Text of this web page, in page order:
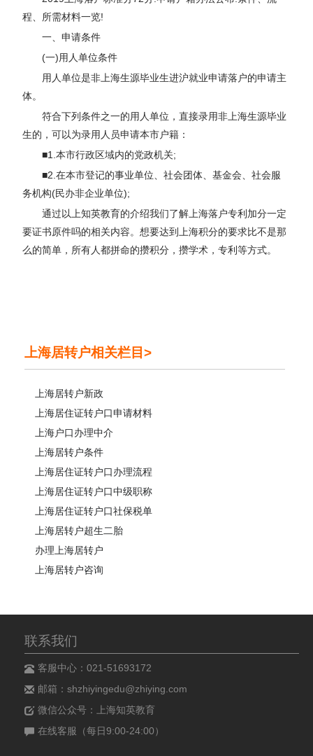
程、所需材料一览!
一、申请条件
(一)用人单位条件
用人单位是非上海生源毕业生进沪就业申请落户的申请主
体。
符合下列条件之一的用人单位，直接录用非上海生源毕业
生的，可以为录用人员申请本市户籍：
■1.本市行政区域内的党政机关;
■2.在本市登记的事业单位、社会团体、基金会、社会服
务机构(民办非企业单位);
通过以上知英教育的介绍我们了解上海落户专利加分一定
要证书原件吗的相关内容。想要达到上海积分的要求比不是那
么的简单，所有人都拼命的攒积分，攒学术，专利等方式。
上海居转户相关栏目>
上海居转户新政
上海居住证转户口申请材料
上海户口办理中介
上海居转户条件
上海居住证转户口办理流程
上海居住证转户口中级职称
上海居住证转户口社保税单
上海居转户超生二胎
办理上海居转户
上海居转户咨询
联系我们
客服中心：021-51693172
邮箱：shzhiyingedu@zhiying.com
微信公众号：上海知英教育
在线客服（每日9:00-24:00）